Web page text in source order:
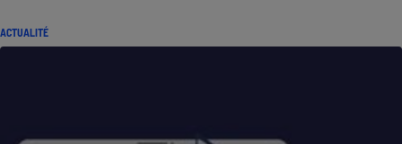
ACTUALITÉ